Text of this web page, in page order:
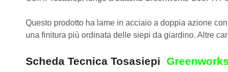
Questo prodotto ha lame in acciaio a doppia azione
una finitura più ordinata delle siepi da giardino. Altre
Scheda Tecnica Tosasiepi Greenworks